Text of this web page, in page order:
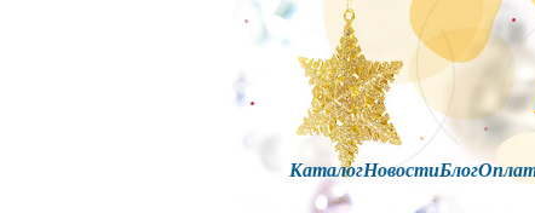
КаталогНовостиБлог